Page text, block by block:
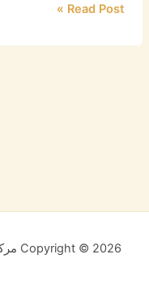
Read Post »
Copyright © 2026 مركز مستر كار لصيانة السيارات في جدة